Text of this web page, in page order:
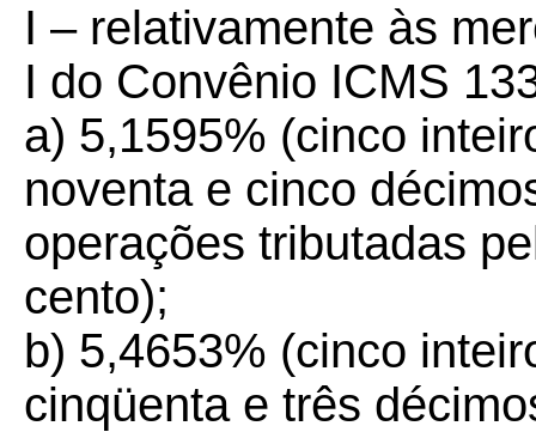
I – relativamente às
I do Convênio ICMS
a) 5,1595% (cinco
noventa e cinco
operações tributadas
cento);
b) 5,4653% (cinco
cinqüenta e três